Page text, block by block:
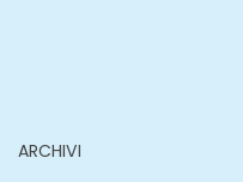
ARCHIVI